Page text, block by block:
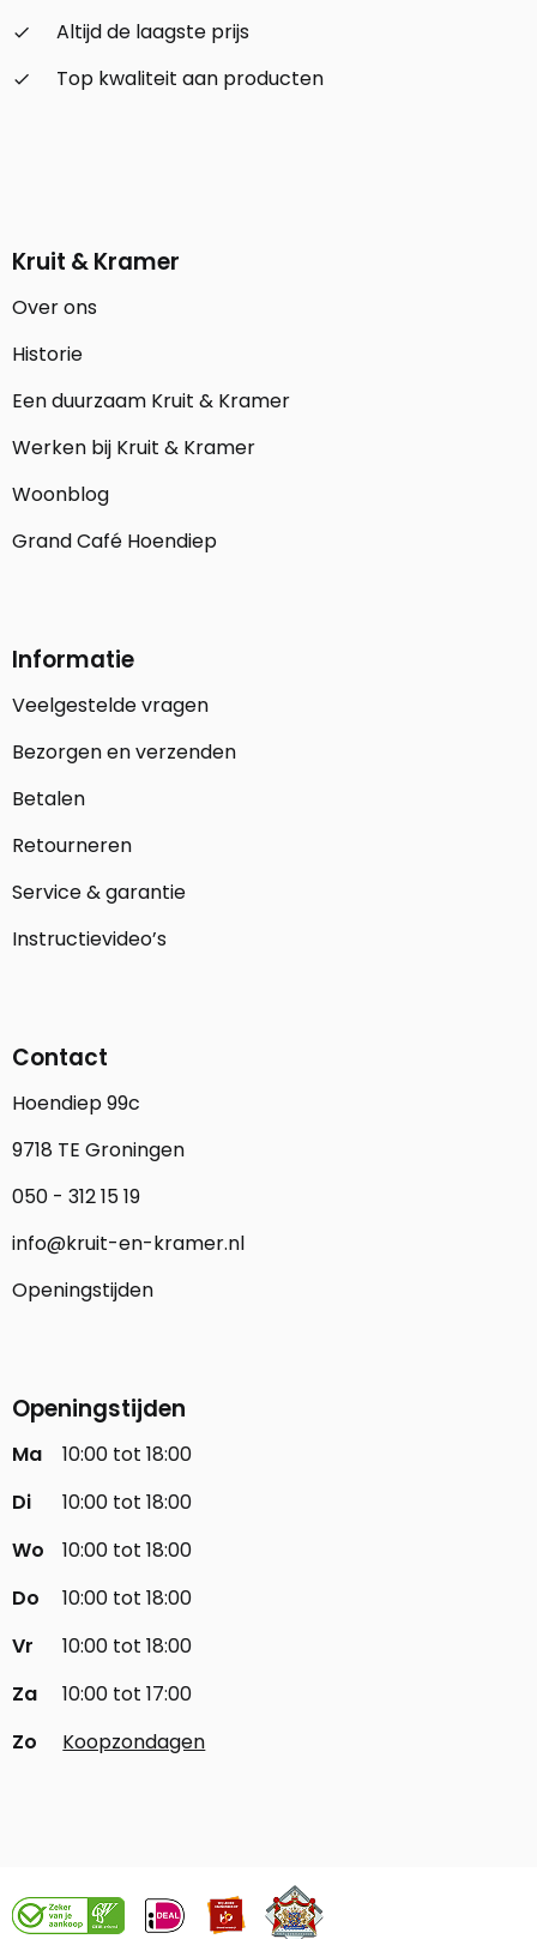
check_small
Altijd de laagste prijs
check_small
Top kwaliteit aan producten
Kruit & Kramer
Over ons
Historie
Een duurzaam Kruit & Kramer
Werken bij Kruit & Kramer
Woonblog
Grand Café Hoendiep
Informatie
Veelgestelde vragen
Bezorgen en verzenden
Betalen
Retourneren
Service & garantie
Instructievideo’s
Contact
Hoendiep 99c
9718 TE Groningen
050 - 312 15 19
info@kruit-en-kramer.nl
Openingstijden
Openingstijden
Ma
10:00 tot 18:00
Di
10:00 tot 18:00
Wo
10:00 tot 18:00
Do
10:00 tot 18:00
Vr
10:00 tot 18:00
Za
10:00 tot 17:00
Zo
Koopzondagen